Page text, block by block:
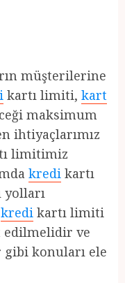
müşterilerine
kartı limiti, kart
maksimum
ihtiyaçlarımız
limitimiz
kredi kartı
kredi kartı limiti
edilmelidir ve
konuları ele